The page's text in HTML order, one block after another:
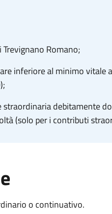
Romano;
inferiore al minimo vitale
debitamente
(solo per i contributi
o continuativo.